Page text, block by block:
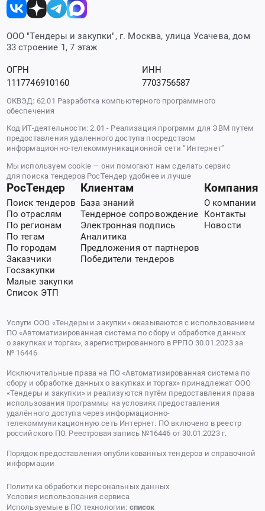
ООО "Тендеры и закупки", г. Москва, улица Усачева, дом
33 строение 1, 7 этаж
ОГРН
1117746910160
ИНН
7703756587
ОКВЭД: 62.01 Разработка компьютерного программного
обеспечения
Код ИТ-деятельности: 2.01 - Реализация программ для ЭВМ путем
предоставления удаленного доступа посредством
информационно-телекоммуникационной сети “Интернет”
Мы используем cookie — они помогают нам сделать сервис
для поиска тендеров РосТендер удобнее и лучше
РосТендер
Поиск тендеров
По отраслям
По регионам
По тегам
По городам
Заказчики
Госзакупки
Малые закупки
Список ЭТП
Клиентам
База знаний
Тендерное сопровождение
Электронная подпись
Аналитика
Предложения от партнеров
Победители тендеров
Компания
О компании
Контакты
Новости
Услуги ООО «Тендеры и закупки» оказываются с использованием
ПО «Автоматизированная система по сбору и обработке данных
о закупках и торгах», зарегистрированного в РРПО 30.01.2023 за
№ 16446
Исключительные права на ПО «Автоматизированная система по
сбору и обработке данных о закупках и торгах» принадлежат ООО
«Тендеры и закупки» и реализуются путём предоставления права
использования программы на условиях предоставления
удалённого доступа через информационно-
телекоммуникационную сеть Интернет. ПО включено в реестр
российского ПО. Реестровая запись №16446 от 30.01.2023 г.
Порядок предоставления опубликованных тендеров и справочной
информации
Политика обработки персональных данных
Условия использования сервиса
Используемые в ПО технологии: список